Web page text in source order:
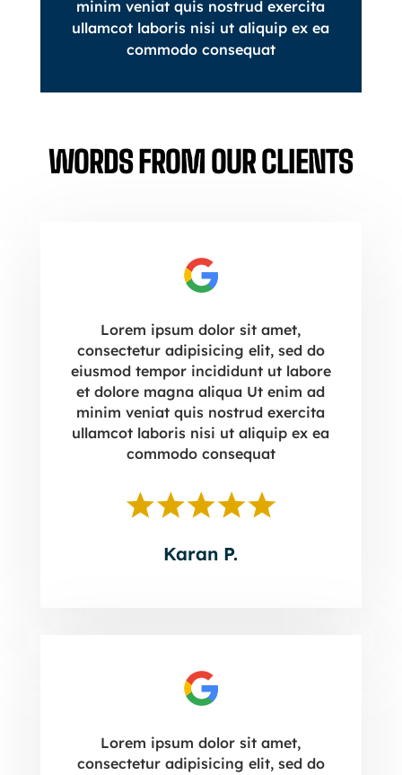
minim veniat quis nostrud exercita
ullamcot laboris nisi ut aliquip ex ea
commodo consequat
WORDS FROM OUR CLIENTS
Lorem ipsum dolor sit amet,
consectetur adipisicing elit, sed do
eiusmod tempor incididunt ut labore
et dolore magna aliqua Ut enim ad
minim veniat quis nostrud exercita
ullamcot laboris nisi ut aliquip ex ea
commodo consequat
Karan P.
Lorem ipsum dolor sit amet,
consectetur adipisicing elit, sed do